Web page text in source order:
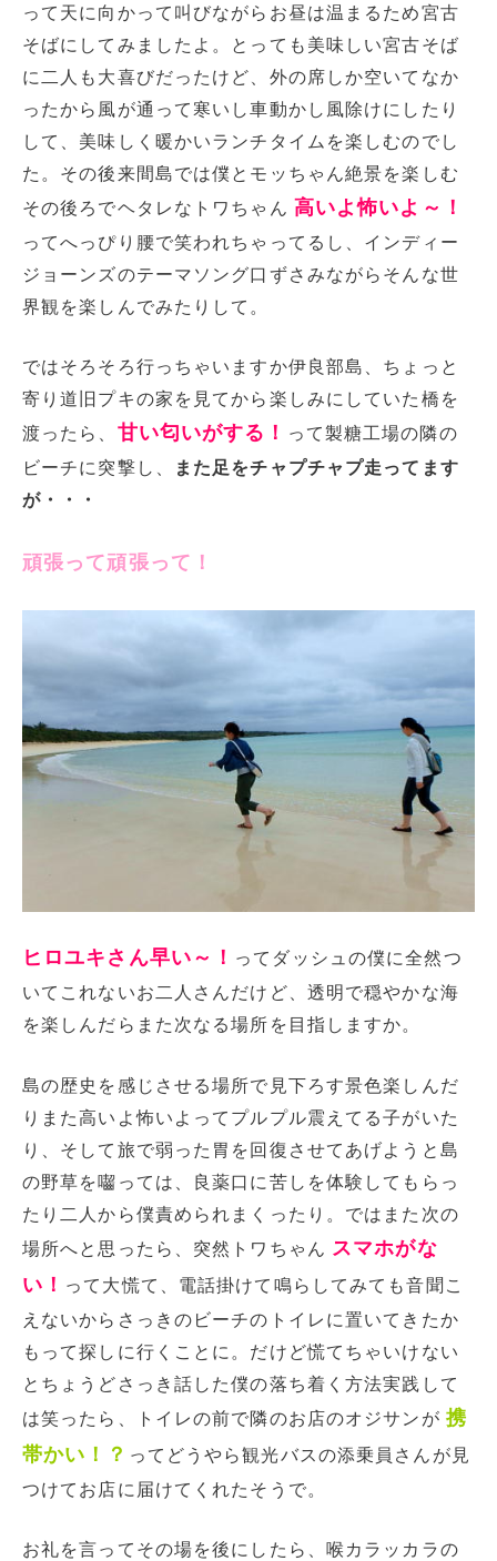
って天に向かって叫びながらお昼は温まるため宮古
そばにしてみましたよ。とっても美味しい宮古そば
に二人も大喜びだったけど、外の席しか空いてなか
ったから風が通って寒いし車動かし風除けにしたり
して、美味しく暖かいランチタイムを楽しむのでし
た。その後来間島では僕とモッちゃん絶景を楽しむ
その後ろでヘタレなトワちゃん 高いよ怖いよ～！
ってへっぴり腰で笑われちゃってるし、インディー
ジョーンズのテーマソング口ずさみながらそんな世
界観を楽しんでみたりして。
ではそろそろ行っちゃいますか伊良部島、ちょっと
寄り道旧プキの家を見てから楽しみにしていた橋を
渡ったら、 甘い匂いがする！
って製糖工場の隣の
ビーチに突撃し、
また足をチャプチャプ走ってます
が・・・
頑張って頑張って！
ヒロユキさん早い～！ ってダッシュの僕に全然つ
いてこれないお二人さんだけど、透明で穏やかな海
を楽しんだらまた次なる場所を目指しますか。
島の歴史を感じさせる場所で見下ろす景色楽しんだ
りまた高いよ怖いよってプルプル震えてる子がいた
り、そして旅で弱った胃を回復させてあげようと島
の野草を囓っては、良薬口に苦しを体験してもらっ
たり二人から僕責められまくったり。ではまた次の
場所へと思ったら、突然トワちゃん スマホがな
い！ って大慌て、電話掛けて鳴らしてみても音聞こ
えないからさっきのビーチのトイレに置いてきたか
もって探しに行くことに。だけど慌てちゃいけない
とちょうどさっき話した僕の落ち着く方法実践して
は笑ったら、トイレの前で隣のお店のオジサンが 携
帯かい！？ ってどうやら観光バスの添乗員さんが見
つけてお店に届けてくれたそうで。
お礼を言ってその場を後にしたら、喉カラッカラの